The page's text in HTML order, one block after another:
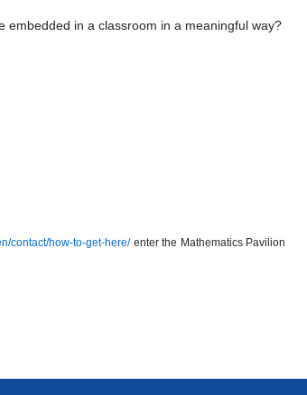
embedded in a classroom in a meaningful way?
contact/how-to-get-here/enter the Mathematics Pavilion